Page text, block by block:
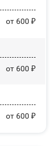
от 600 ₽
от 600 ₽
от 600 ₽